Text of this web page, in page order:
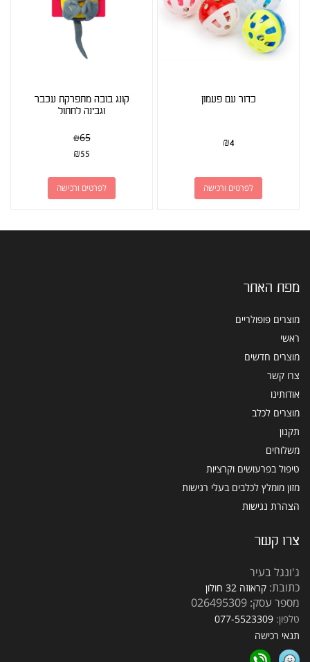
כדור עם פעמון
₪4
לפרטים ורכישה
קונג בובה מתפרקת עכבר
וגבינה לחתול
₪65
₪55
לפרטים ורכישה
מפת האתר
מוצרים פופולריים
ראשי
מוצרים חדשים
צרו קשר
אודותינו
מוצרים לכלב
תקנון
משלוחים
טיפול בפרעושים וקרציות
מזון מומלץ לכלבים בעלי רגישות
הצהרת נגישות
צרו קשר
ג'ונגל בעיר
כתובת: קראוזה 32 חולון
מספר עסק: 026495309
טלפון: 077-5523309
תנאי רכישה